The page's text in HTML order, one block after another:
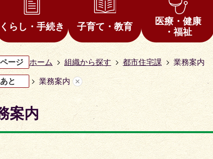
くらし・手続き 子育て・教育
医療・健康
・福祉
ージ ホーム 組織から探す 都市住宅課 業務案内
と 業務案内
案内
目
1
枚